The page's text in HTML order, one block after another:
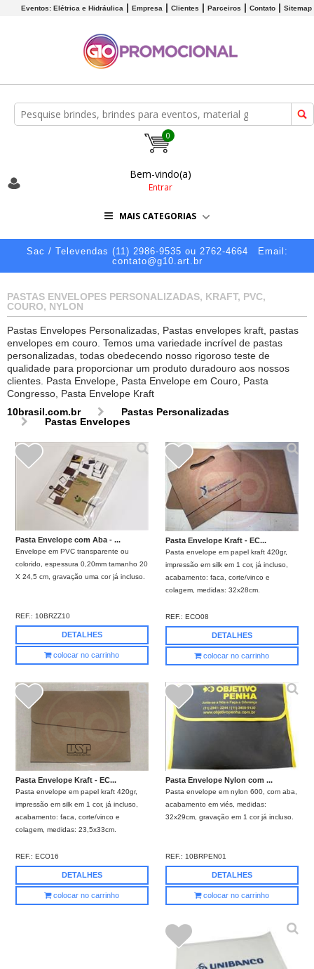
Eventos: Elétrica e Hidráulica Empresa Clientes Parceiros Contato Sitemap
0
Bem-vindo(a)
Entrar
MAIS CATEGORIAS
Sac / Televendas (11) 2986-9535 ou 2762-4664
Email:
contato@g10.art.br
PASTAS ENVELOPES PERSONALIZADAS, KRAFT, PVC,
COURO, NYLON
Pastas Envelopes Personalizadas, Pastas envelopes kraft, pastas
envelopes em couro. Temos uma variedade incrível de pastas
personalizadas, todas obedecendo nosso rigoroso teste de
qualidade para proporcionar um produto duradouro aos nossos
clientes. Pasta Envelope, Pasta Envelope em Couro, Pasta
Congresso, Pasta Envelope Kraft
10brasil.com.br
Pastas Personalizadas
Pastas Envelopes
Pasta Envelope com Aba - ...
Envelope em PVC transparente ou
colorido, espessura 0,20mm tamanho 20
X 24,5 cm, gravação uma cor já incluso.
REF.: 10BRZZ10
DETALHES
colocar no carrinho
Pasta Envelope Kraft - EC...
Pasta envelope em papel kraft 420gr,
impressão em silk em 1 cor, já incluso,
acabamento: faca, corte/vinco e
colagem, medidas: 32x28cm.
REF.:ECO08
DETALHES
colocar no carrinho
Pasta Envelope Kraft - EC...
Pasta envelope em papel kraft 420gr,
impressão em silk em 1 cor, já incluso,
acabamento: faca, corte/vinco e
colagem, medidas: 23,5x33cm.
REF.:ECO16
DETALHES
colocar no carrinho
Pasta Envelope Nylon com ...
Pasta envelope em nylon 600, com aba,
acabamento em viés, medidas:
32x29cm, gravação em 1 cor já incluso.
REF.: 10BRPEN01
DETALHES
colocar no carrinho